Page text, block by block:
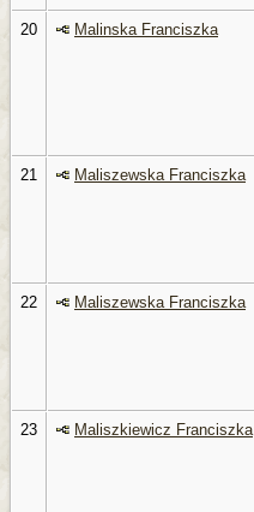
20 Malinska Franciszka
21 Maliszewska Franciszka
22 Maliszewska Franciszka
23 Maliszkiewicz Franciszka